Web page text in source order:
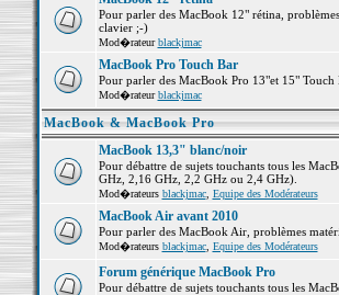
Pour parler des MacBook 12" rétina,
clavier ;-)
Mod�rateurblackjmac
MacBook Pro Touch Bar
Pour parler des MacBook Pro 13"et 15"
Mod�rateurblackjmac
MacBook & MacBook Pro
MacBook 13,3" blanc/noir
Pour débattre de sujets touchants tous les
GHz, 2,16 GHz, 2,2 GHz ou 2,4 GHz).
Mod�rateurs blackjmac, Equipe des Modérateurs
MacBook Air avant 2010
Pour parler des MacBook Air, problèmes
Mod�rateurs blackjmac, Equipe des Modérateurs
Forum générique MacBook Pro
Pour débattre de sujets touchants tous les